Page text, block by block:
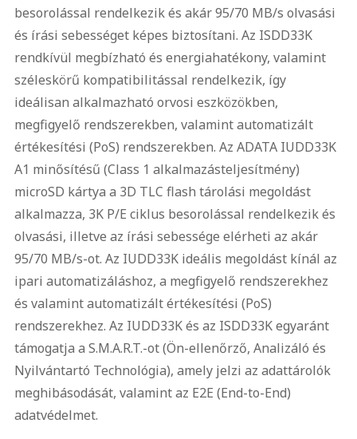
besorolással rendelkezik és akár 95/70 MB/s olvasási
és írási sebességet képes biztosítani. Az ISDD33K
rendkívül megbízható és energiahatékony, valamint
széleskörű kompatibilitással rendelkezik, így
ideálisan alkalmazható orvosi eszközökben,
megfigyelő rendszerekben, valamint automatizált
értékesítési (PoS) rendszerekben. Az ADATA IUDD33K
A1 minősítésű (Class 1 alkalmazásteljesítmény)
microSD kártya a 3D TLC flash tárolási megoldást
alkalmazza, 3K P/E ciklus besorolással rendelkezik és
olvasási, illetve az írási sebessége elérheti az akár
95/70 MB/s-ot. Az IUDD33K ideális megoldást kínál az
ipari automatizáláshoz, a megfigyelő rendszerekhez
és valamint automatizált értékesítési (PoS)
rendszerekhez. Az IUDD33K és az ISDD33K egyaránt
támogatja a S.M.A.R.T.-ot (Ön-ellenőrző, Analizáló és
Nyilvántartó Technológia), amely jelzi az adattárolók
meghibásodását, valamint az E2E (End-to-End)
adatvédelmet.